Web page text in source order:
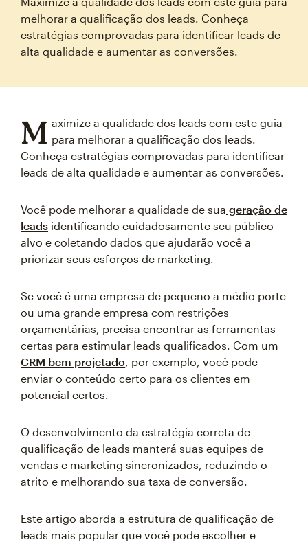
melhorar a qualificação dos leads. Conheça
estratégias comprovadas para identificar leads de
alta qualidade e aumentar as conversões.
M aximize a qualidade dos leads com este guia
para melhorar a qualificação dos leads.
Conheça estratégias comprovadas para identificar
leads de alta qualidade e aumentar as conversões.
Você pode melhorar a qualidade de sua geração de
leads identificando cuidadosamente seu público-
alvo e coletando dados que ajudarão você a
priorizar seus esforços de marketing.
Se você é uma empresa de pequeno a médio porte
ou uma grande empresa com restrições
orçamentárias, precisa encontrar as ferramentas
certas para estimular leads qualificados. Com um
CRM bem projetado, por exemplo, você pode
enviar o conteúdo certo para os clientes em
potencial certos.
O desenvolvimento da estratégia correta de
qualificação de leads manterá suas equipes de
vendas e marketing sincronizados, reduzindo o
atrito e melhorando sua taxa de conversão.
Este artigo aborda a estrutura de qualificação de
leads mais popular que você pode escolher e